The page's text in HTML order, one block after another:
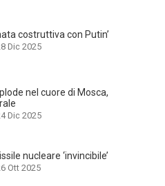
costruttiva con Putin’
Dic 2025
nel cuore di Mosca,
Dic 2025
nucleare ‘invincibile’
Ott 2025